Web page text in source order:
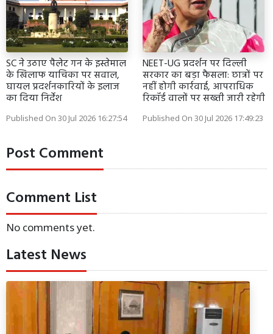
SC ने उठाए पैलेट गन के इस्तेमाल
के खिलाफ याचिका पर सवाल,
घायल प्रदर्शनकारियों के इलाज
का दिया निर्देश
Published On 30 Jul 2026 16:27:54
NEET-UG प्रदर्शन पर दिल्ली
सरकार का बड़ा फैसला: छात्रों पर
नहीं होगी कार्रवाई, आपराधिक
रिकॉर्ड वालों पर सख्ती जारी रहेगी
Published On 30 Jul 2026 17:49:23
Post Comment
Comment List
No comments yet.
Latest News